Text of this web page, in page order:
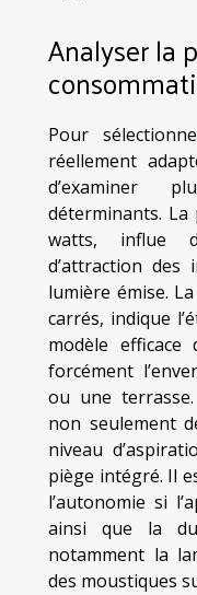
Analyser la
Pour
réellement
d’examiner
déterminants. La
watts, influe
d’attraction des
lumière émise.
carrés, indique
modèle efficace
forcément
ou une terrasse.
non seulement
niveau
piège intégré. Il
l’autonomie si
ainsi que la
notamment la
des moustiques